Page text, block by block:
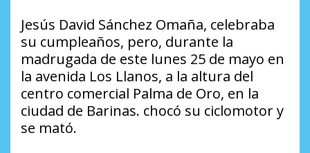
Jesús David Sánchez Omaña, celebraba
su cumpleaños, pero, durante la
madrugada de este lunes 25 de mayo en
la avenida Los Llanos, a la altura del
centro comercial Palma de Oro, en la
ciudad de Barinas. chocó su ciclomotor y
se mató.